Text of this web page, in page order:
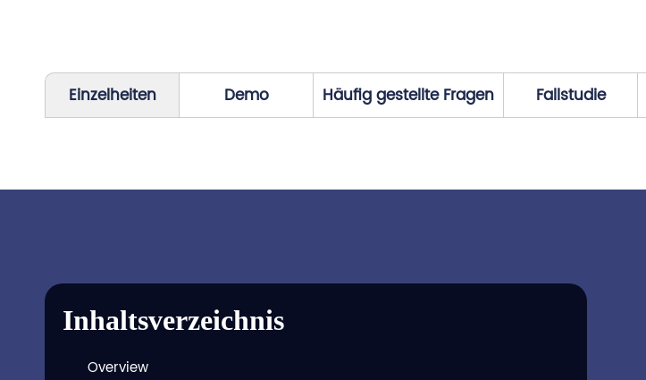
Einzelheiten Demo Häufig gestellte Fragen Fallstudie
Inhaltsverzeichnis
Overview